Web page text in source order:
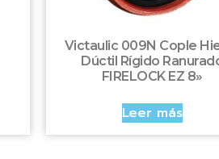
Victaulic 009N Cople
Dúctil Rígido
FIRELOCK EZ 8»
Leer más